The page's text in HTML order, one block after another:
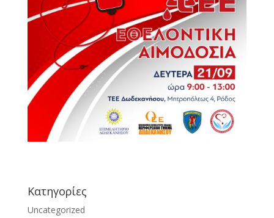
Kατηγορίες
Uncategorized